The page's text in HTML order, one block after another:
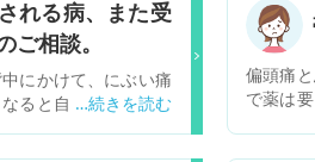
れる病、また受
ご相談。
にかけて、にぶい痛
ると自然に緩和しま
偏頭痛
で薬は